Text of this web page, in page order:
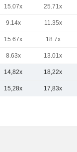
15.07x 25.71x
9.14x 11.35x
15.67x 18.7x
8.63x 13.01x
14,82x 18,22x
15,28x 17,83x